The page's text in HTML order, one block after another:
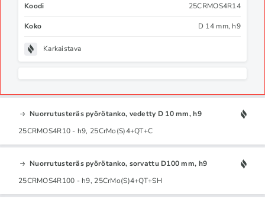
Koodi 25CRMOS4R14
Koko D 14 mm, h9
Karkaistava
Nuorrutusteräs pyörötanko, vedetty D 10 mm, h9
25CRMOS4R10 - h9, 25CrMo(S)4+QT+C
Nuorrutusteräs pyörötanko, sorvattu D100 mm, h9
25CRMOS4R100 - h9, 25CrMo(S)4+QT+SH